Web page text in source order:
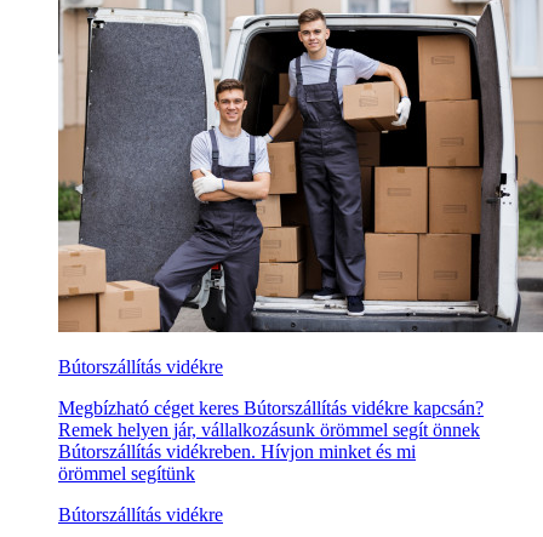
Bútorszállítás vidékre
Megbízható céget keres Bútorszállítás vidékre kapcsán?
Remek helyen jár, vállalkozásunk örömmel segít önnek
Bútorszállítás vidékreben. Hívjon minket és mi
örömmel segítünk
Bútorszállítás vidékre